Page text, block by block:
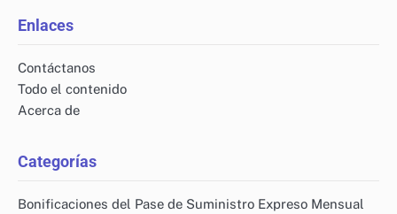
Enlaces
Contáctanos
Todo el contenido
Acerca de
Categorías
Bonificaciones del Pase de Suministro Expreso Mensual